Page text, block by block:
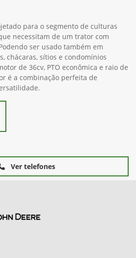
para o segmento de culturas
necessitam de um trator com
ser usado também em
chácaras, sítios e condomínios
de 36cv, PTO econômica e raio de
é a combinação perfeita de
Ver telefones